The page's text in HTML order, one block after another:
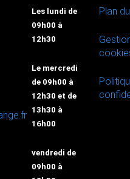
Les lundi de
09h00 à
12h30
Le mercredi
de 09h00 à
12h30 et de
13h30 à
16h00
vendredi de
09h00 à
Plan